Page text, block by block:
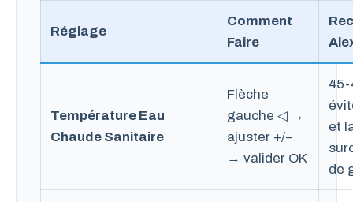
Réglage
Comment
Faire
Température Eau
Chaude Sanitaire
Flèche
gauche ◁ →
ajuster +/−
→ valider OK
45-
et
de